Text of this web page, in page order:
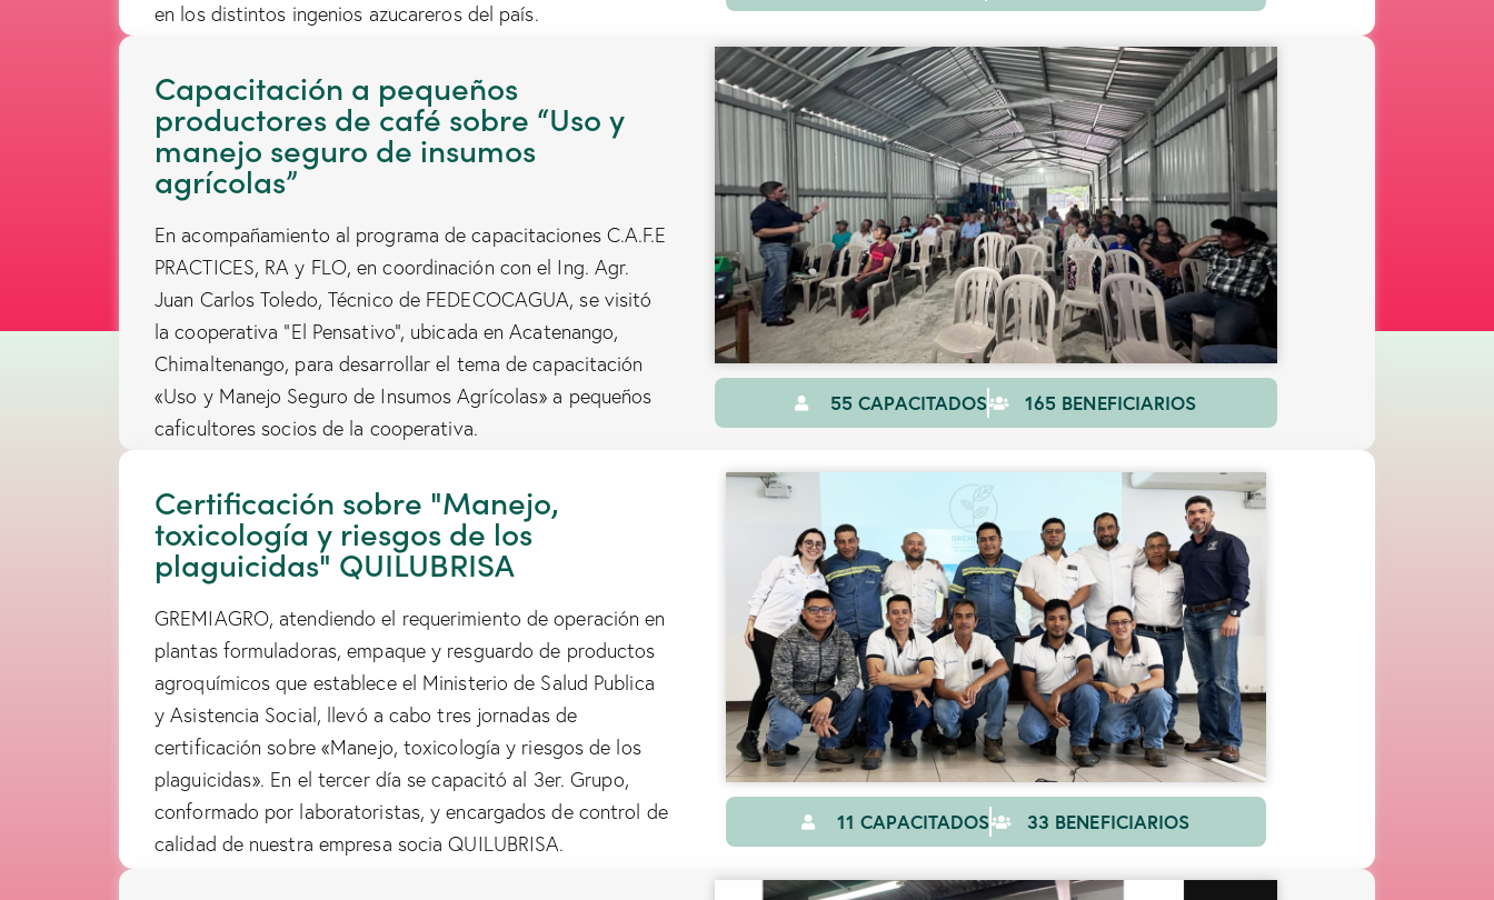
en los distintos ingenios azucareros del país.
Capacitación a pequeños
productores de café sobre “Uso y
manejo seguro de insumos
agrícolas”
En acompañamiento al programa de capacitaciones C.A.F.E
PRACTICES, RA y FLO, en coordinación con el Ing. Agr.
Juan Carlos Toledo, Técnico de FEDECOCAGUA, se visitó
la cooperativa “El Pensativo”, ubicada en Acatenango,
Chimaltenango, para desarrollar el tema de capacitación
«Uso y Manejo Seguro de Insumos Agrícolas» a pequeños
caficultores socios de la cooperativa.
55 CAPACITADOS 165 BENEFICIARIOS
Certificación sobre "Manejo,
toxicología y riesgos de los
plaguicidas" QUILUBRISA
GREMIAGRO, atendiendo el requerimiento de operación en
plantas formuladoras, empaque y resguardo de productos
agroquímicos que establece el Ministerio de Salud Publica
y Asistencia Social, llevó a cabo tres jornadas de
certificación sobre «Manejo, toxicología y riesgos de los
plaguicidas». En el tercer día se capacitó al 3er. Grupo,
conformado por laboratoristas, y encargados de control de
calidad de nuestra empresa socia QUILUBRISA.
11 CAPACITADOS 33 BENEFICIARIOS